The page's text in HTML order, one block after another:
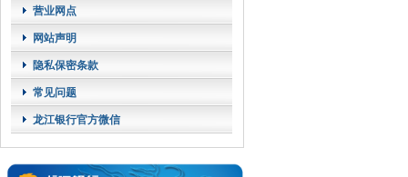
营业网点
网站声明
隐私保密条款
常见问题
龙江银行官方微信